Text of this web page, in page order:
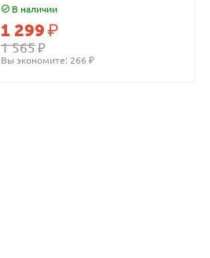
В наличии
1 565₽
1 299₽
Вы экономите: 266 ₽